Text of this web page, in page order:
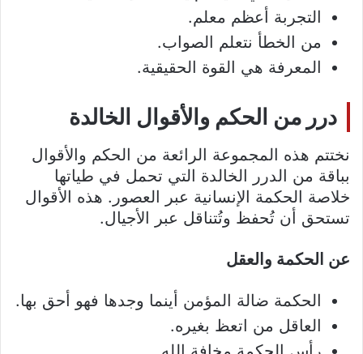
التجربة أعظم معلم.
من الخطأ نتعلم الصواب.
المعرفة هي القوة الحقيقية.
درر من الحكم والأقوال الخالدة
نختتم هذه المجموعة الرائعة من الحكم والأقوال
بباقة من الدرر الخالدة التي تحمل في طياتها
خلاصة الحكمة الإنسانية عبر العصور. هذه الأقوال
تستحق أن تُحفظ وتُتناقل عبر الأجيال.
عن الحكمة والعقل
الحكمة ضالة المؤمن أينما وجدها فهو أحق بها.
العاقل من اتعظ بغيره.